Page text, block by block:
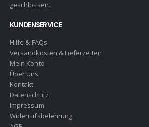
geschlossen.
KUNDENSERVICE
Hilfe & FAQs
Versandkosten & Lieferzeiten
Mein Konto
Über Uns
Kontakt
Datenschutz
Impressum
Widerrufsbelehrung